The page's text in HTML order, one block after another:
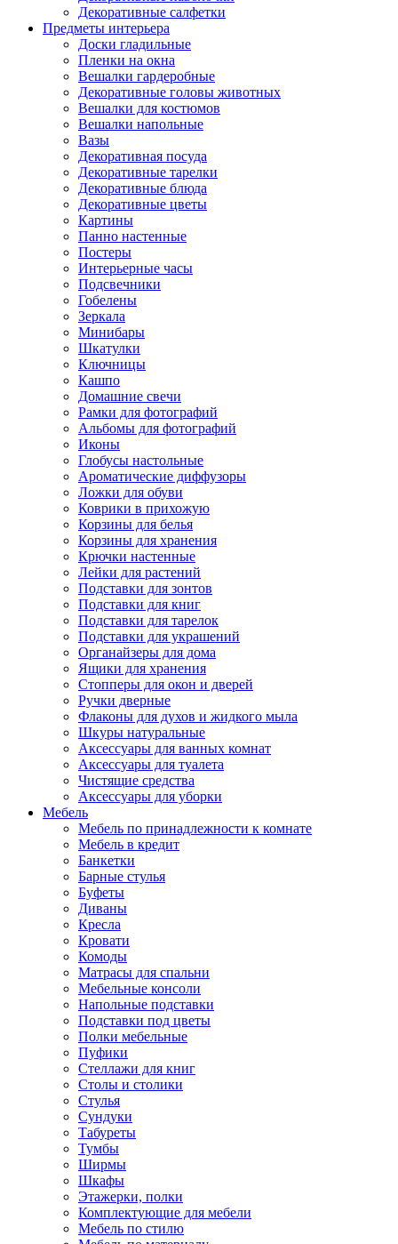
Декоративные салфетки
Предметы интерьера
Доски гладильные
Пленки на окна
Вешалки гардеробные
Декоративные головы животных
Вешалки для костюмов
Вешалки напольные
Вазы
Декоративная посуда
Декоративные тарелки
Декоративные блюда
Декоративные цветы
Картины
Панно настенные
Постеры
Интерьерные часы
Подсвечники
Гобелены
Зеркала
Минибары
Шкатулки
Ключницы
Кашпо
Домашние свечи
Рамки для фотографий
Альбомы для фотографий
Иконы
Глобусы настольные
Ароматические диффузоры
Ложки для обуви
Коврики в прихожую
Корзины для белья
Корзины для хранения
Крючки настенные
Лейки для растений
Подставки для зонтов
Подставки для книг
Подставки для тарелок
Подставки для украшений
Органайзеры для дома
Ящики для хранения
Стопперы для окон и дверей
Ручки дверные
Флаконы для духов и жидкого мыла
Шкуры натуральные
Аксессуары для ванных комнат
Аксессуары для туалета
Чистящие средства
Аксессуары для уборки
Мебель
Мебель по принадлежности к комнате
Мебель в кредит
Банкетки
Барные стулья
Буфеты
Диваны
Кресла
Кровати
Комоды
Матрасы для спальни
Мебельные консоли
Напольные подставки
Подставки под цветы
Полки мебельные
Пуфики
Стеллажи для книг
Столы и столики
Стулья
Сундуки
Табуреты
Тумбы
Ширмы
Шкафы
Этажерки, полки
Комплектующие для мебели
Мебель по стилю